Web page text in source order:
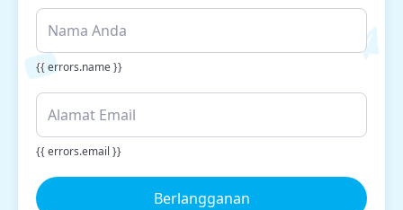
{{ errors.name }}
{{ errors.email }}
Berlangganan